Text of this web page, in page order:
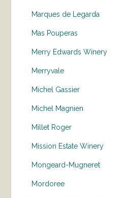
Marques de Legarda
Mas Pouperas
Merry Edwards Winery
Merryvale
Michel Gassier
Michel Magnien
Millet Roger
Mission Estate Winery
Mongeard-Mugneret
Mordoree